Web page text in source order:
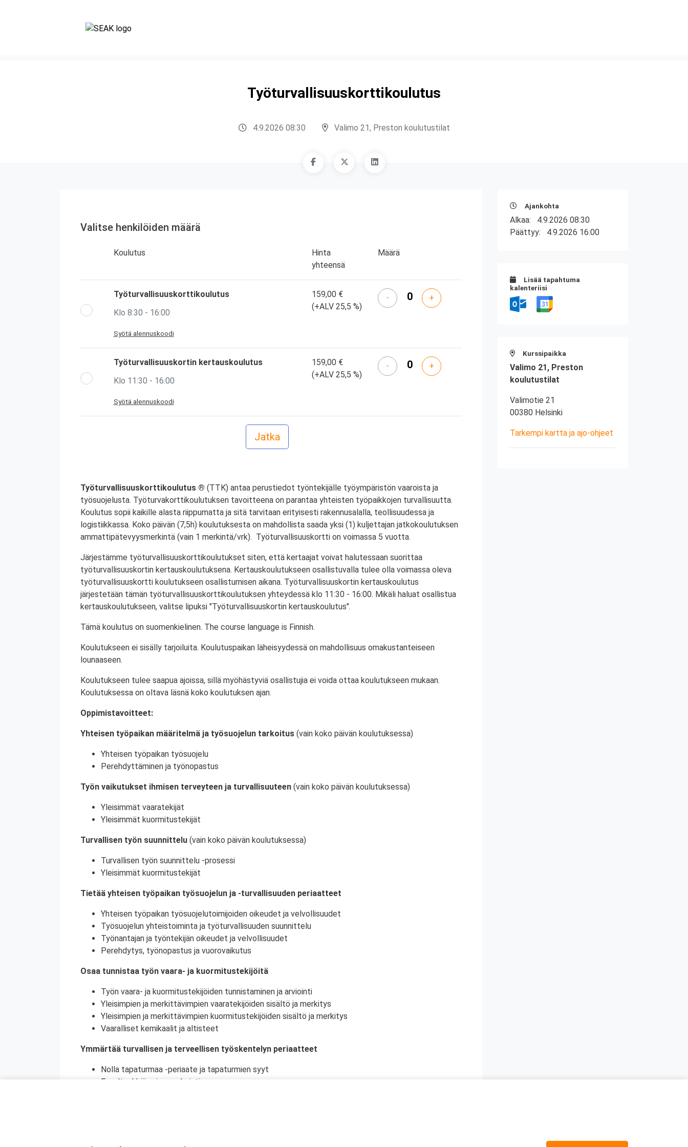
Työturvallisuuskorttikoulutus
4.9.2026 08:30 Valimo 21, Preston koulutustilat
Valitse henkilöiden määrä
Koulutus
Hinta
yhteensä
Määrä
Työturvallisuuskorttikoulutus
Klo 8:30 - 16:00
Syötä alennuskoodi
159,00 €
(+ALV 25,5 %)
- +
Työturvallisuuskortin kertauskoulutus
Klo 11:30 - 16:00
Syötä alennuskoodi
159,00 €
(+ALV 25,5 %)
- +
Työturvallisuuskorttikoulutus ® (TTK) antaa perustiedot työntekijälle työympäristön vaaroista ja
työsuojelusta. Työturvakorttikoulutuksen tavoitteena on parantaa yhteisten työpaikkojen turvallisuutta.
Koulutus sopii kaikille alasta riippumatta ja sitä tarvitaan erityisesti rakennusalalla, teollisuudessa ja
logistiikkassa. Koko päivän (7,5h) koulutuksesta on mahdollista saada yksi (1) kuljettajan jatkokoulutuksen
ammattipätevyysmerkintä (vain 1 merkintä/vrk). Työturvallisuuskortti on voimassa 5 vuotta.
Järjestämme työturvallisuuskorttikoulutukset siten, että kertaajat voivat halutessaan suorittaa
työturvallisuuskortin kertauskoulutuksena. Kertauskoulutukseen osallistuvalla tulee olla voimassa oleva
työturvallisuuskortti koulutukseen osallistumisen aikana. Työturvallisuuskortin kertauskoulutus
järjestetään tämän työturvallisuuskorttikoulutuksen yhteydessä klo 11:30 - 16:00. Mikäli haluat osallistua
kertauskoulutukseen, valitse lipuksi "Työturvallisuuskortin kertauskoulutus".
Tämä koulutus on suomenkielinen. The course language is Finnish.
Koulutukseen ei sisälly tarjoiluita. Koulutuspaikan läheisyydessä on mahdollisuus omakustanteiseen
lounaaseen.
Koulutukseen tulee saapua ajoissa, sillä myöhästyviä osallistujia ei voida ottaa koulutukseen mukaan.
Koulutuksessa on oltava läsnä koko koulutuksen ajan.
Oppimistavoitteet:
Yhteisen työpaikan määritelmä ja työsuojelun tarkoitus (vain koko päivän koulutuksessa)
Yhteisen työpaikan työsuojelu
Perehdyttäminen ja työnopastus
Työn vaikutukset ihmisen terveyteen ja turvallisuuteen (vain koko päivän koulutuksessa)
Yleisimmät vaaratekijät
Yleisimmät kuormitustekijät
Turvallisen työn suunnittelu (vain koko päivän koulutuksessa)
Turvallisen työn suunnittelu -prosessi
Yleisimmät kuormitustekijät
Tietää yhteisen työpaikan työsuojelun ja -turvallisuuden periaatteet
Yhteisen työpaikan työsuojelutoimijoiden oikeudet ja velvollisuudet
Työsuojelun yhteistoiminta ja työturvallisuuden suunnittelu
Työnantajan ja työntekijän oikeudet ja velvollisuudet
Perehdytys, työnopastus ja vuorovaikutus
Osaa tunnistaa työn vaara- ja kuormitustekijöitä
Työn vaara- ja kuormitustekijöiden tunnistaminen ja arviointi
Yleisimpien ja merkittävimpien vaaratekijöiden sisältö ja merkitys
Yleisimpien ja merkittävimpien kuormitustekijöiden sisältö ja merkitys
Vaaralliset kemikaalit ja altisteet
Ymmärtää turvallisen ja terveellisen työskentelyn periaatteet
Nolla tapaturmaa -periaate ja tapaturmien syyt
Ennaltaehkäisy ja ennakointi
Ajankohta
Alkaa: 4.9.2026 08:30
Päättyy: 4.9.2026 16:00
Lisää tapahtuma
kalenteriisi
Kurssipaikka
Valimo 21, Preston
koulutustilat
Valimotie 21
00380 Helsinki
Tarkempi kartta ja ajo-ohjeet